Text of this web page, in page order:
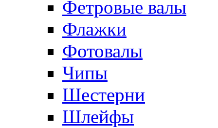
Фетровые валы
Флажки
Фотовалы
Чипы
Шестерни
Шлейфы